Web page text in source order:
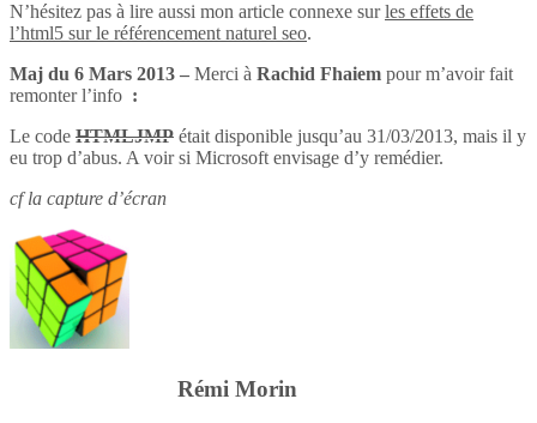
N’hésitez pas à lire aussi mon article connexe surles effets de
l’html5 sur le référencement naturel seo.
Maj du 6 Mars 2013 – Merci à Rachid Fhaiem pour m’avoir fait
remonter l’info :
Le code HTMLJMP était disponible jusqu’au 31/03/2013, mais il y
eu trop d’abus. A voir si Microsoft envisage d’y remédier.
cf la capture d’écran
Rémi Morin